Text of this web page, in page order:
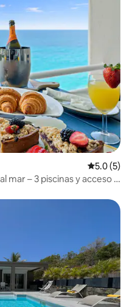
5.0 (5)
– 3 piscinas y acceso a